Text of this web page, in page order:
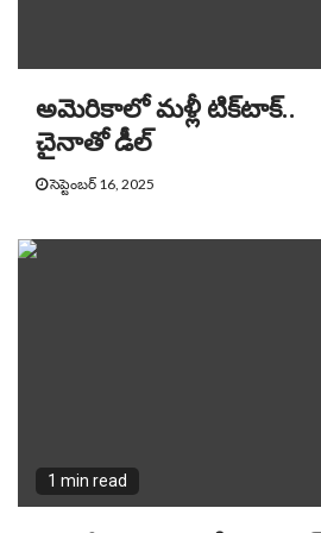
అమెరికాలో మ‌ళ్లీ టిక్‌టాక్‌..
చైనాతో డీల్
సెప్టెంబర్ 16, 2025
1 min read